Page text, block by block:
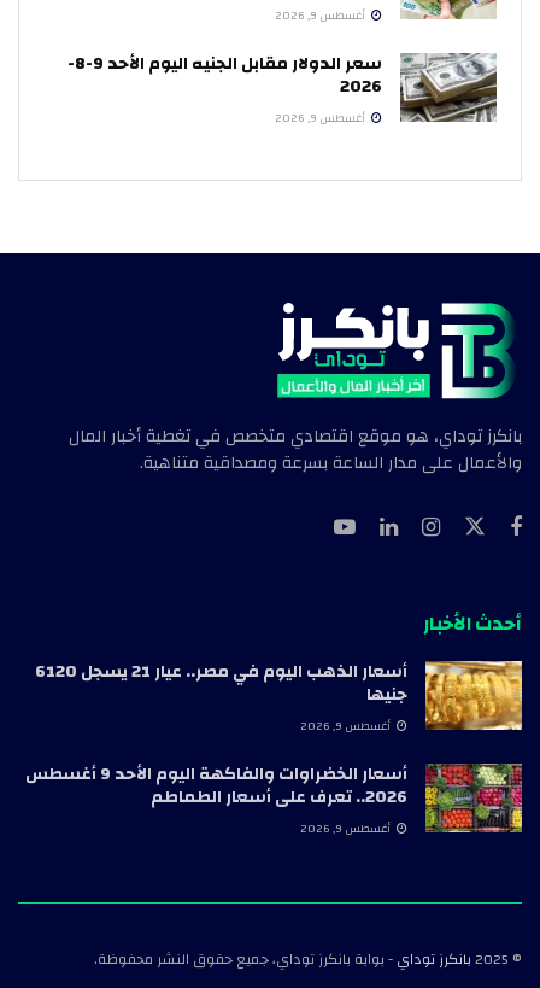
أغسطس 9, 2026
سعر الدولار مقابل الجنيه اليوم الأحد 9-8-
2026
أغسطس 9, 2026
بانكرز توداي، هو موقع اقتصادي متخصص في تغطية أخبار المال
والأعمال على مدار الساعة بسرعة ومصداقية متناهية.
أحدث الأخبار
أسعار الذهب اليوم في مصر.. عيار 21 يسجل 6120
جنيها
أغسطس 9, 2026
أسعار الخضراوات والفاكهة اليوم الأحد 9 أغسطس
2026.. تعرف على أسعار الطماطم
أغسطس 9, 2026
© 2025 بانكرز توداي- بوابة بانكرز توداي، جميع حقوق النشر محفوظة.